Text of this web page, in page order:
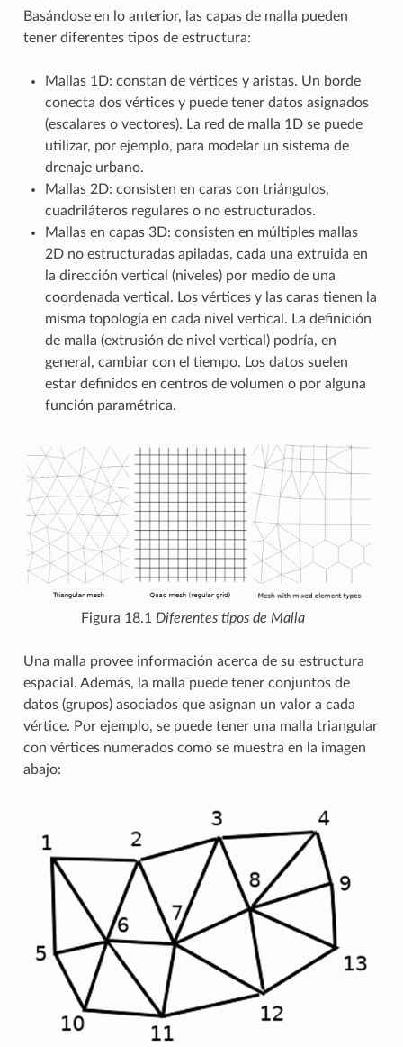
Basándose en lo anterior, las capas de malla pueden
tener diferentes tipos de estructura:
Mallas 1D: constan de vértices y aristas. Un borde
conecta dos vértices y puede tener datos asignados
(escalares o vectores). La red de malla 1D se puede
utilizar, por ejemplo, para modelar un sistema de
drenaje urbano.
Mallas 2D: consisten en caras con triángulos,
cuadriláteros regulares o no estructurados.
Mallas en capas 3D: consisten en múltiples mallas
2D no estructuradas apiladas, cada una extruida en
la dirección vertical (niveles) por medio de una
coordenada vertical. Los vértices y las caras tienen la
misma topología en cada nivel vertical. La definición
de malla (extrusión de nivel vertical) podría, en
general, cambiar con el tiempo. Los datos suelen
estar definidos en centros de volumen o por alguna
función paramétrica.
Figura 18.1 Diferentes tipos de Malla
Una malla provee información acerca de su estructura
espacial. Además, la malla puede tener conjuntos de
datos (grupos) asociados que asignan un valor a cada
vértice. Por ejemplo, se puede tener una malla triangular
con vértices numerados como se muestra en la imagen
abajo: